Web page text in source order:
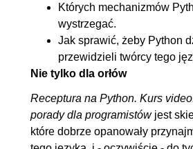
3.24. MRO - Method
Resolution Order
3.25. init_subclass
3.26. Praktyczny przypadek
użycia init_subclass
4. Poznajemy popularne
Pythona
Których mechanizmów
wystrzegać.
Jak sprawić, żeby Python
przewidzieli twórcy tego
Nie tylko dla orłów
Receptura na Python. Kurs
porady dla programistówjest
które dobrze opanowały